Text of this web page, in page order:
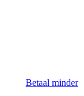
Betaal minder